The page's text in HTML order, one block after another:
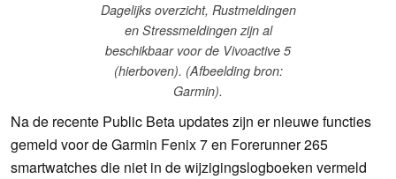
Dagelijks overzicht, Rustmeldingen
en Stressmeldingen zijn al
beschikbaar voor de Vivoactive 5
(hierboven). (Afbeelding bron:
Garmin).
Na de recente Public Beta updates zijn er nieuwe functies
gemeld voor de Garmin Fenix 7 en Forerunner 265
smartwatches die niet in de wijzigingslogboeken vermeld